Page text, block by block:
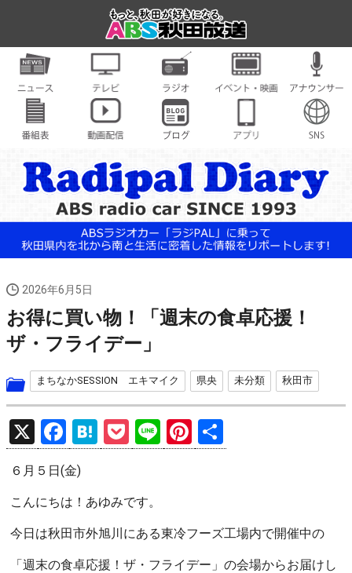
2026年6月5日
お得に買い物！「週末の食卓応援！
ザ・フライデー」
まちなかSESSION エキマイク 県央 未分類 秋田市
X
F
a
ce
b
o
o
H
at
n
a
P
o
et
Li
n
Pi
nt
t
有
６月５日(金)
こんにちは！あゆみです。
今日は秋田市外旭川にある東冷フーズ工場内で開催中の
「週末の食卓応援！ザ・フライデー」の会場からお届けし